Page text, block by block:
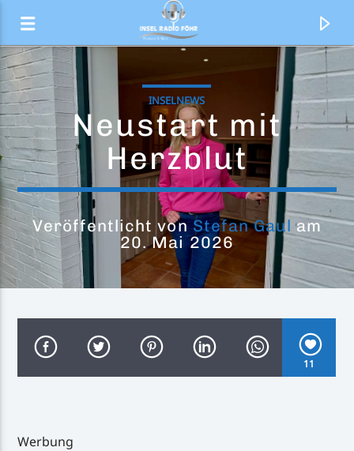
Heaven And Hell
C.C. Catch
INSELNEWS
Neustart mit
Herzblut
Veröffentlicht von Stefan Gaul am
20. Mai 2026
11
Werbung